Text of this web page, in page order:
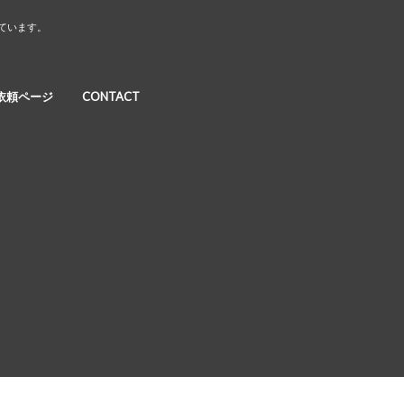
ます。
頼ページ CONTACT